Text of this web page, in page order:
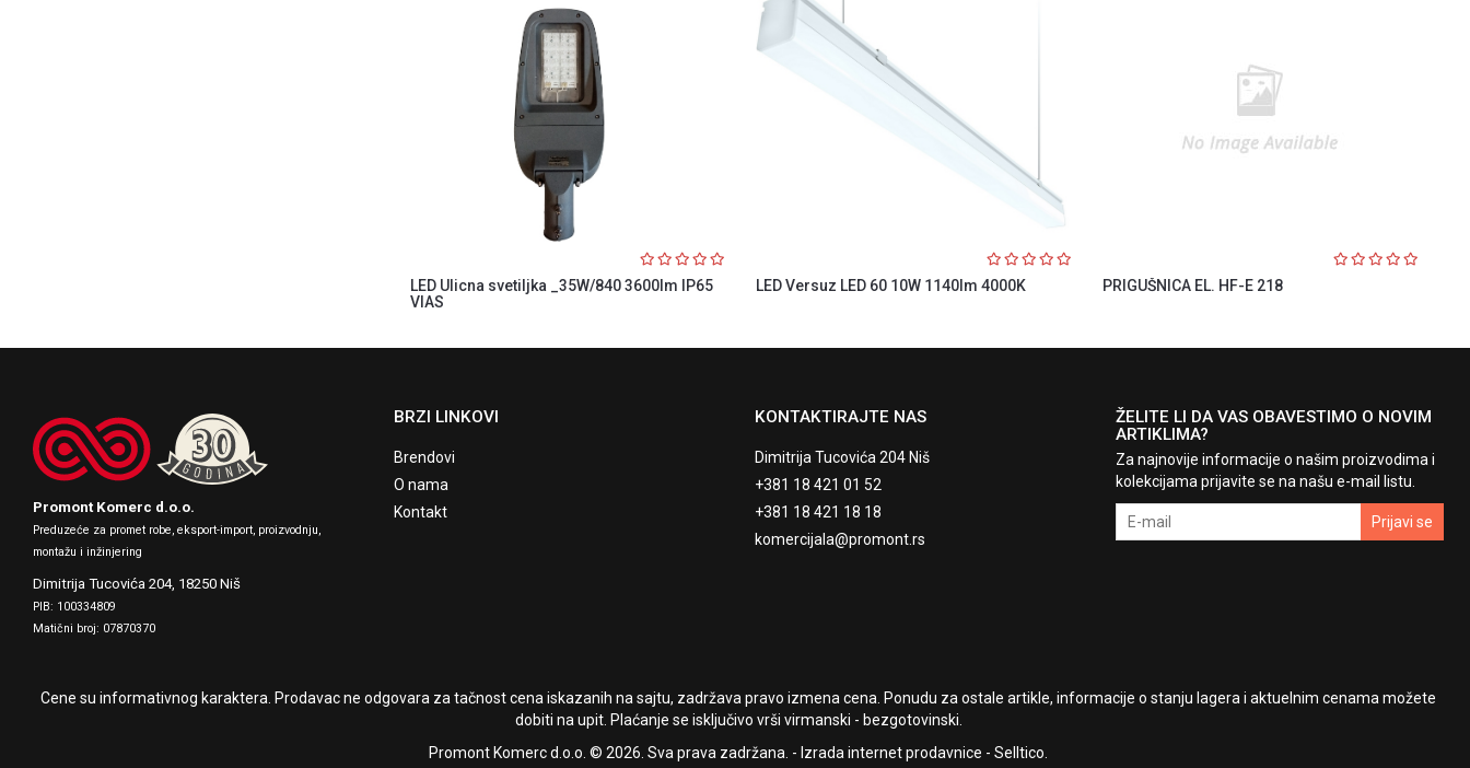
LED Ulicna svetiljka _35W/840 3600lm IP65
VIAS
LED Versuz LED 60 10W 1140lm 4000K PRIGUŠNICA EL. HF-E 218
Promont Komerc d.o.o.
Preduzeće za promet robe, eksport-import, proizvodnju,
montažu i inžinjering
Dimitrija Tucovića 204, 18250 Niš
PIB: 100334809
Matični broj: 07870370
BRZI LINKOVI
Brendovi
O nama
Kontakt
KONTAKTIRAJTE NAS
Dimitrija Tucovića 204 Niš
+381 18 421 01 52
+381 18 421 18 18
komercijala@promont.rs
ŽELITE LI DA VAS OBAVESTIMO O NOVIM
ARTIKLIMA?
Za najnovije informacije o našim proizvodima i
kolekcijama prijavite se na našu e-mail listu.
Prijavi se
Cene su informativnog karaktera. Prodavac ne odgovara za tačnost cena iskazanih na sajtu, zadržava pravo izmena cena. Ponudu za ostale artikle, informacije o stanju lagera i aktuelnim cenama možete
dobiti na upit. Plaćanje se isključivo vrši virmanski - bezgotovinski.
Promont Komerc d.o.o. © 2026. Sva prava zadržana. - Izrada internet prodavnice - Selltico.